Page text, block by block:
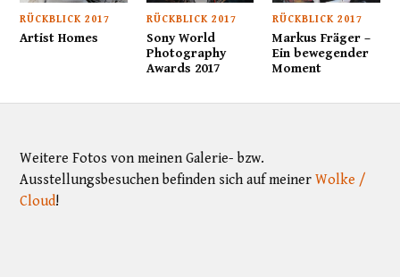
RÜCKBLICK 2017
Artist Homes
RÜCKBLICK 2017
Sony World
Photography
Awards 2017
RÜCKBLICK 2017
Markus Fräger –
Ein bewegender
Moment
Weitere Fotos von meinen Galerie- bzw.
Ausstellungsbesuchen befinden sich auf meinerWolke /
Cloud!